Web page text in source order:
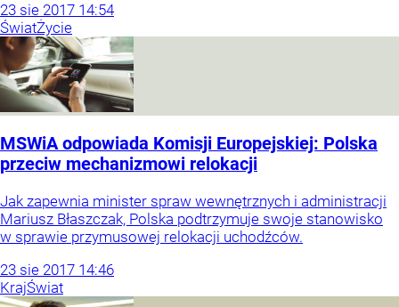
23 sie 2017 14:54
ŚwiatŻycie
MSWiA odpowiada Komisji Europejskiej: Polska
przeciw mechanizmowi relokacji
Jak zapewnia minister spraw wewnętrznych i administracji
Mariusz Błaszczak, Polska podtrzymuje swoje stanowisko
w sprawie przymusowej relokacji uchodźców.
23 sie 2017 14:46
KrajŚwiat